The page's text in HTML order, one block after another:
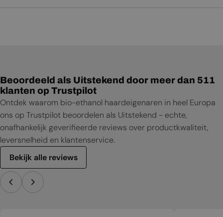
Productblad
Beoordeeld als Uitstekend door meer dan 511
klanten op Trustpilot
Ontdek waarom bio-ethanol haardeigenaren in heel Europa
ons op Trustpilot beoordelen als Uitstekend - echte,
onafhankelijk geverifieerde reviews over productkwaliteit,
leversnelheid en klantenservice.
Bekijk alle reviews